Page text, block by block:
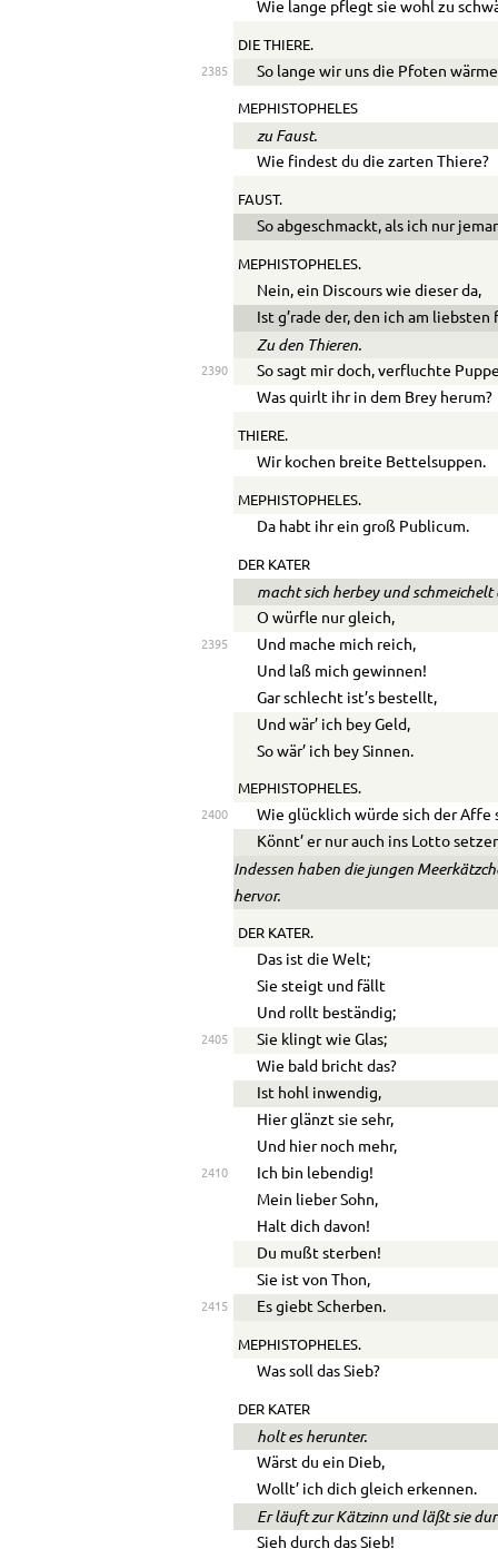
Wie lange pflegt sie wohl zu
DIE THIERE.
2385 So lange wir uns die Pfoten
MEPHISTOPHELES
zu Faust.
Wie findest du die zarten Thiere?
FAUST.
So abgeschmackt, als ich nur
MEPHISTOPHELES.
Nein, ein Discours wie dieser da,
Ist g’rade der, den ich am liebsten
Zu den Thieren.
2390
So sagt mir doch, verfluchte
Was quirlt ihr in dem Brey herum?
THIERE.
Wir kochen breite Bettelsuppen.
MEPHISTOPHELES.
Da habt ihr ein groß Publicum.
DER KATER
macht sich herbey und
O würfle nur gleich,
2395
Und mache mich reich,
Und laß mich gewinnen!
Gar schlecht ist’s bestellt,
Und wär’ ich bey Geld,
So wär’ ich bey Sinnen.
MEPHISTOPHELES.
2400
Wie glücklich würde sich der Affe
Könnt’ er nur auch ins Lotto
Indessen haben die jungen
hervor.
DER KATER.
Das ist die Welt;
Sie steigt und fällt
Und rollt beständig;
2405
Sie klingt wie Glas;
Wie bald bricht das?
Ist hohl inwendig,
Hier glänzt sie sehr,
Und hier noch mehr,
2410
Ich bin lebendig!
Mein lieber Sohn,
Halt dich davon!
Du mußt sterben!
Sie ist von Thon,
2415 Es giebt Scherben.
MEPHISTOPHELES.
Was soll das Sieb?
DER KATER
holt es herunter.
Wärst du ein Dieb,
Wollt’ ich dich gleich erkennen.
Er läuft zur Kätzinn und läßt sie
Sieh durch das Sieb!